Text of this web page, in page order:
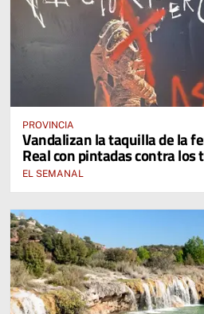
PROVINCIA
Vandalizan la taquilla de la
Real con pintadas contra
EL SEMANAL